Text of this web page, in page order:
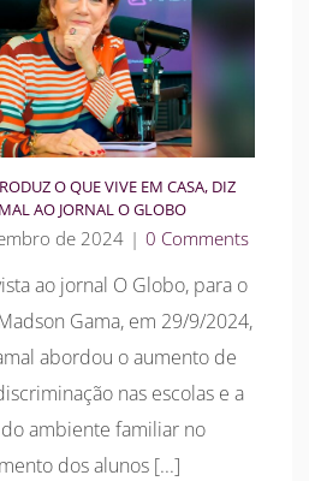
O QUE VIVE EM CASA, DIZ
AO JORNAL O GLOBO
de 2024 | 0 Comments
ao jornal O Globo, para o
Gama, em 29/9/2024,
abordou o aumento de
nas escolas e a
ambiente familiar no
dos alunos [...]